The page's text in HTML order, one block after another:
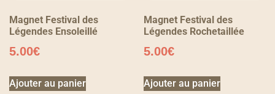
Magnet Festival des
Légendes Ensoleillé
5.00€
Ajouter au panier
Magnet Festival des
Légendes Rochetaillée
5.00€
Ajouter au panier